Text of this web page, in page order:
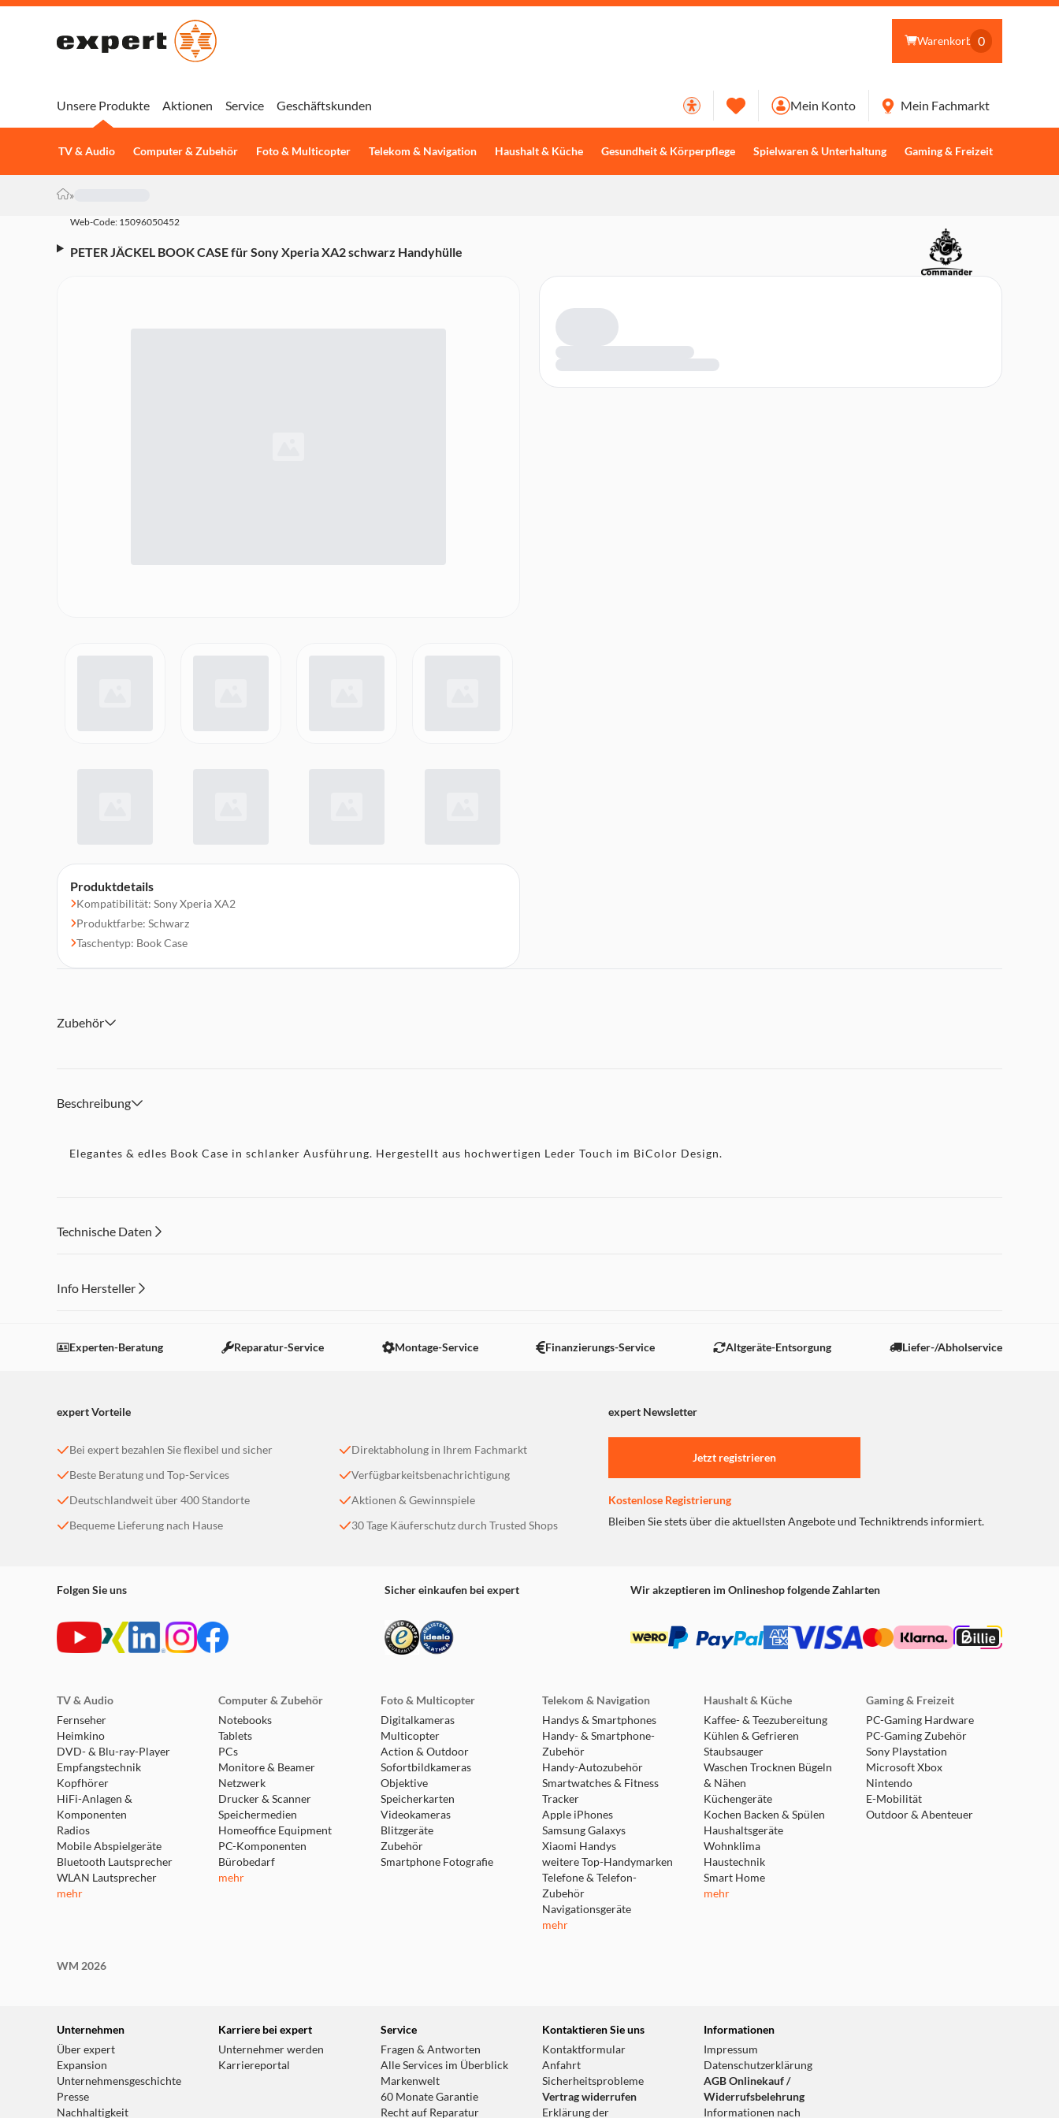
Warenkorb 0
Unsere Produkte
TV & Audio Computer & Zubehör Foto & Multicopter Telekom & Navigation Haushalt & Küche Gesundheit & Körperpflege Spielwaren & Unterhaltung Gaming & Freizeit
Aktionen Service Geschäftskunden Mein Konto Mein Fachmarkt
»
Web-Code: 15096050452
PETER JÄCKEL BOOK CASE für Sony Xperia XA2 schwarz Handyhülle
Produktdetails
Kompatibilität: Sony Xperia XA2
Produktfarbe: Schwarz
Taschentyp: Book Case
Zubehör
Beschreibung
Elegantes & edles Book Case in schlanker Ausführung. Hergestellt aus hochwertigen Leder Touch im BiColor Design.
Technische Daten
Info Hersteller
Einstellungen anpassen
Experten-Beratung Reparatur-Service Montage-Service Finanzierungs-Service Altgeräte-Entsorgung Liefer-/Abholservice
expert Vorteile expert Newsletter
Bei expert bezahlen Sie flexibel und sicher
Beste Beratung und Top-Services
Deutschlandweit über 400 Standorte
Bequeme Lieferung nach Hause
Direktabholung in Ihrem Fachmarkt
Verfügbarkeitsbenachrichtigung
Aktionen & Gewinnspiele
30 Tage Käuferschutz durch Trusted Shops
Jetzt registrieren
Kostenlose Registrierung
Bleiben Sie stets über die aktuellsten Angebote und Techniktrends informiert.
Folgen Sie uns Sicher einkaufen bei expert Wir akzeptieren im Onlineshop folgende Zahlarten
TV & Audio
Fernseher
Heimkino
DVD- & Blu-ray-Player
Empfangstechnik
Kopfhörer
HiFi-Anlagen &
Komponenten
Radios
Mobile Abspielgeräte
Bluetooth Lautsprecher
WLAN Lautsprecher
mehr
Computer & Zubehör
Notebooks
Tablets
PCs
Monitore & Beamer
Netzwerk
Drucker & Scanner
Speichermedien
Homeoffice Equipment
PC-Komponenten
Bürobedarf
mehr
Foto & Multicopter
Digitalkameras
Multicopter
Action & Outdoor
Sofortbildkameras
Objektive
Speicherkarten
Videokameras
Blitzgeräte
Zubehör
Smartphone Fotografie
Telekom & Navigation
Handys & Smartphones
Handy- & Smartphone-
Zubehör
Handy-Autozubehör
Smartwatches & Fitness
Tracker
Apple iPhones
Samsung Galaxys
Xiaomi Handys
weitere Top-Handymarken
Telefone & Telefon-
Zubehör
Navigationsgeräte
mehr
Haushalt & Küche
Kaffee- & Teezubereitung
Kühlen & Gefrieren
Staubsauger
Waschen Trocknen Bügeln
& Nähen
Küchengeräte
Kochen Backen & Spülen
Haushaltsgeräte
Wohnklima
Haustechnik
Smart Home
mehr
Gaming & Freizeit
PC-Gaming Hardware
PC-Gaming Zubehör
Sony Playstation
Microsoft Xbox
Nintendo
E-Mobilität
Outdoor & Abenteuer
WM 2026
Unternehmen
Über expert
Expansion
Unternehmensgeschichte
Presse
Nachhaltigkeit
Karriere bei expert
Unternehmer werden
Karriereportal
Service
Fragen & Antworten
Alle Services im Überblick
Markenwelt
60 Monate Garantie
Recht auf Reparatur
Kontaktieren Sie uns
Kontaktformular
Anfahrt
Sicherheitsprobleme
Vertrag widerrufen
Erklärung der
Informationen
Impressum
Datenschutzerklärung
AGB Onlinekauf /
Widerrufsbelehrung
Informationen nach